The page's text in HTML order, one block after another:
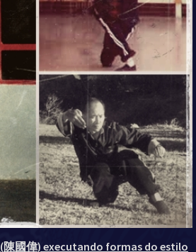
(陳國偉) executando formas do estilo